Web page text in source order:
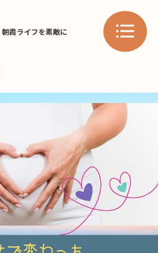
霞ライフを素敵に
暮らし
学び・教育